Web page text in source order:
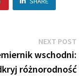
NEXT POST
wschodni:
różnorodność